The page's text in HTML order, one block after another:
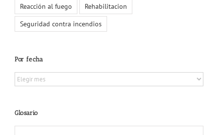
Reacción al fuego
Rehabilitacion
Seguridad contra incendios
Por fecha
Por
fecha
Glosario